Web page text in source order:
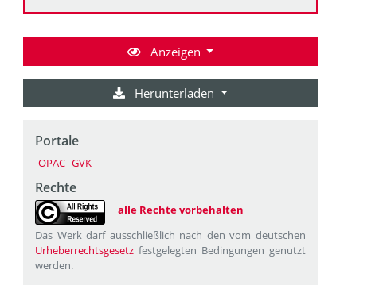
Anzeigen
Herunterladen
Portale
OPAC GVK
Rechte
alle Rechte vorbehalten
Das Werk darf ausschließlich nach den vom deutschen
Urheberrechtsgesetz festgelegten Bedingungen genutzt
werden.